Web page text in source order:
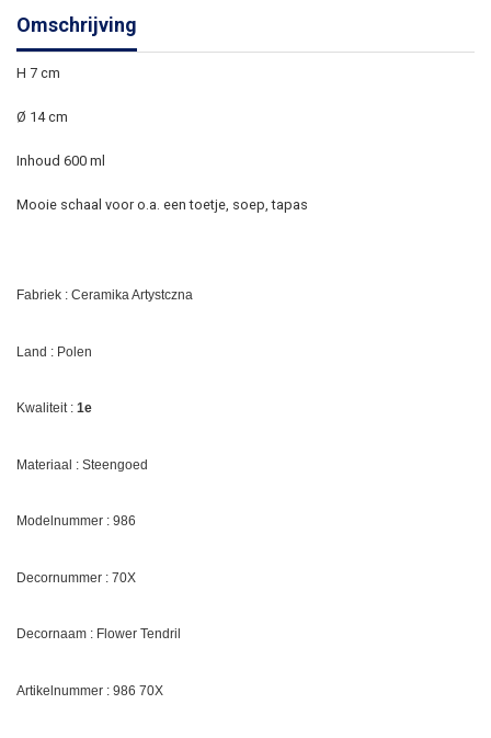
Omschrijving
H 7 cm
Ø 14 cm
Inhoud 600 ml
Mooie schaal voor o.a. een toetje, soep, tapas
Fabriek : Ceramika Artystczna
Land : Polen
Kwaliteit : 1e
Materiaal : Steengoed
Modelnummer : 986
Decornummer : 70X
Decornaam : Flower Tendril
Artikelnummer : 986 70X